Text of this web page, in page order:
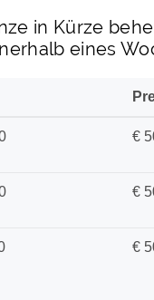
in Kürze
eines